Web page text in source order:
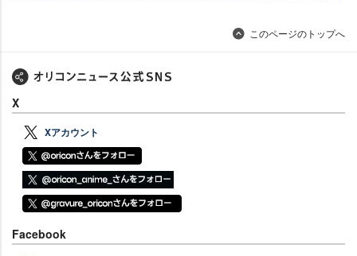
このページのトップへ
X
Xアカウント
Facebook